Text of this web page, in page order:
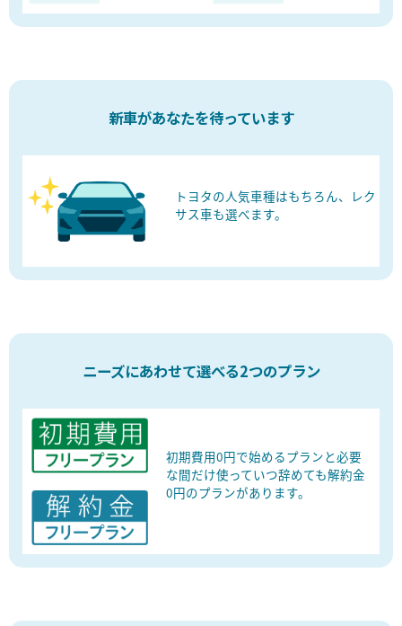
新車があなたを待っています
トヨタの人気車種はもちろん、
レク
サス車も選べます。
ニーズにあわせて選べる2つのプラン
初期費用0円で始めるプランと必要
な間だけ使っていつ辞めても解約金
0円のプランがあります。